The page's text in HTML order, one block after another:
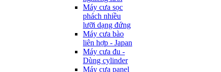
Máy cưa sọc
phách nhiều
lưỡi dạng đứng
Máy cưa bào
liên hợp - Japan
Máy cưa đu -
Dùng cylinder
Máy cưa panel